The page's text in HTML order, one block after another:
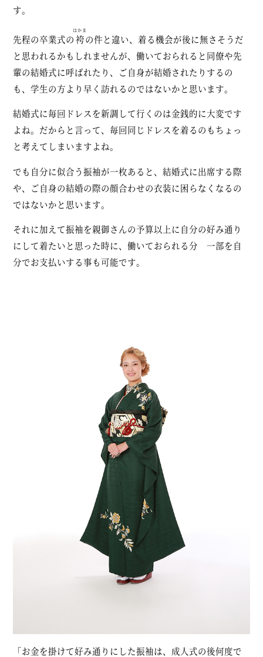
す。
先程の卒業式の袴
はかま
の件と違い、着る機会が後に無さそうだ
と思われるかもしれませんが、働いておられると同僚や先
輩の結婚式に呼ばれたり、ご自身が結婚されたりするの
も、学生の方より早く訪れるのではないかと思います。
結婚式に毎回ドレスを新調して行くのは金銭的に大変です
よね。だからと言って、毎回同じドレスを着るのもちょっ
と考えてしまいますよね。
でも自分に似合う振袖が一枚あると、結婚式に出席する際
や、ご自身の結婚の際の顔合わせの衣装に困らなくなるの
ではないかと思います。
それに加えて振袖を親御さんの予算以上に自分の好み通り
にして着たいと思った時に、働いておられる分 一部を自
分でお支払いする事も可能です。
「お金を掛けて好み通りにした振袖は、成人式の後何度で